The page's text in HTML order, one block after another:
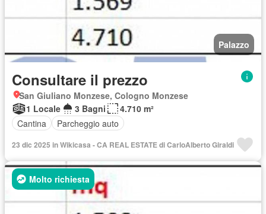
Palazzo
Consultare il prezzo
San Giuliano Monzese, Cologno Monzese
1 Locale
3 Bagni
4.710 m²
Cantina
Parcheggio auto
23 dic 2025 in Wikicasa - CA REAL ESTATE di CarloAlberto Giraldi
Molto richiesta